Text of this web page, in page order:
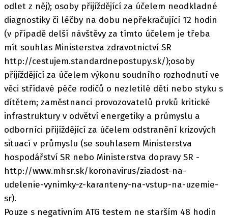
odlet z něj); osoby přijíždějící za účelem neodkladné
diagnostiky či léčby na dobu nepřekračující 12 hodin
(v případě delší návštěvy za tímto účelem je třeba
mít souhlas Ministerstva zdravotnictví SR
http://cestujem.standardnepostupy.sk/);osoby
přijíždějící za účelem výkonu soudního rozhodnutí ve
věci střídavé péče rodičů o nezletilé děti nebo styku s
dítětem; zaměstnanci provozovatelů prvků kritické
infrastruktury v odvětví energetiky a průmyslu a
odborníci přijíždějící za účelem odstranění krizových
situací v průmyslu (se souhlasem Ministerstva
hospodářství SR nebo Ministerstva dopravy SR -
http://www.mhsr.sk/koronavirus/ziadost-na-
udelenie-vynimky-z-karanteny-na-vstup-na-uzemie-
sr).
Pouze s negativním ATG testem ne starším 48 hodin